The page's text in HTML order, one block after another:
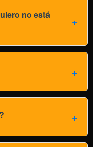
no está